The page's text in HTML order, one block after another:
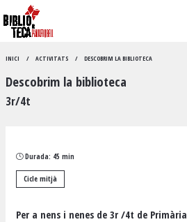
INICI ACTIVITATS DESCOBRIM LA BIBLIOTECA
Descobrim la biblioteca
3r/4t
Durada: 45 min
Cicle mitjà
Per a nens i nenes de 3r /4t de Primària